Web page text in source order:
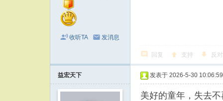
收听TA 发消息
回复 支持 反对
益宏天下 发表于 2026-5-30 10:06:59
美好的童年，失去